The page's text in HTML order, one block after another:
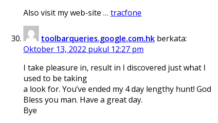
Also visit my web-site … tracfone
toolbarqueries.google.com.hk berkata:
Oktober 13, 2022 pukul 12:27 pm
I take pleasure in, result in I discovered just what I
used to be taking
a look for. You’ve ended my 4 day lengthy hunt! God
Bless you man. Have a great day.
Bye